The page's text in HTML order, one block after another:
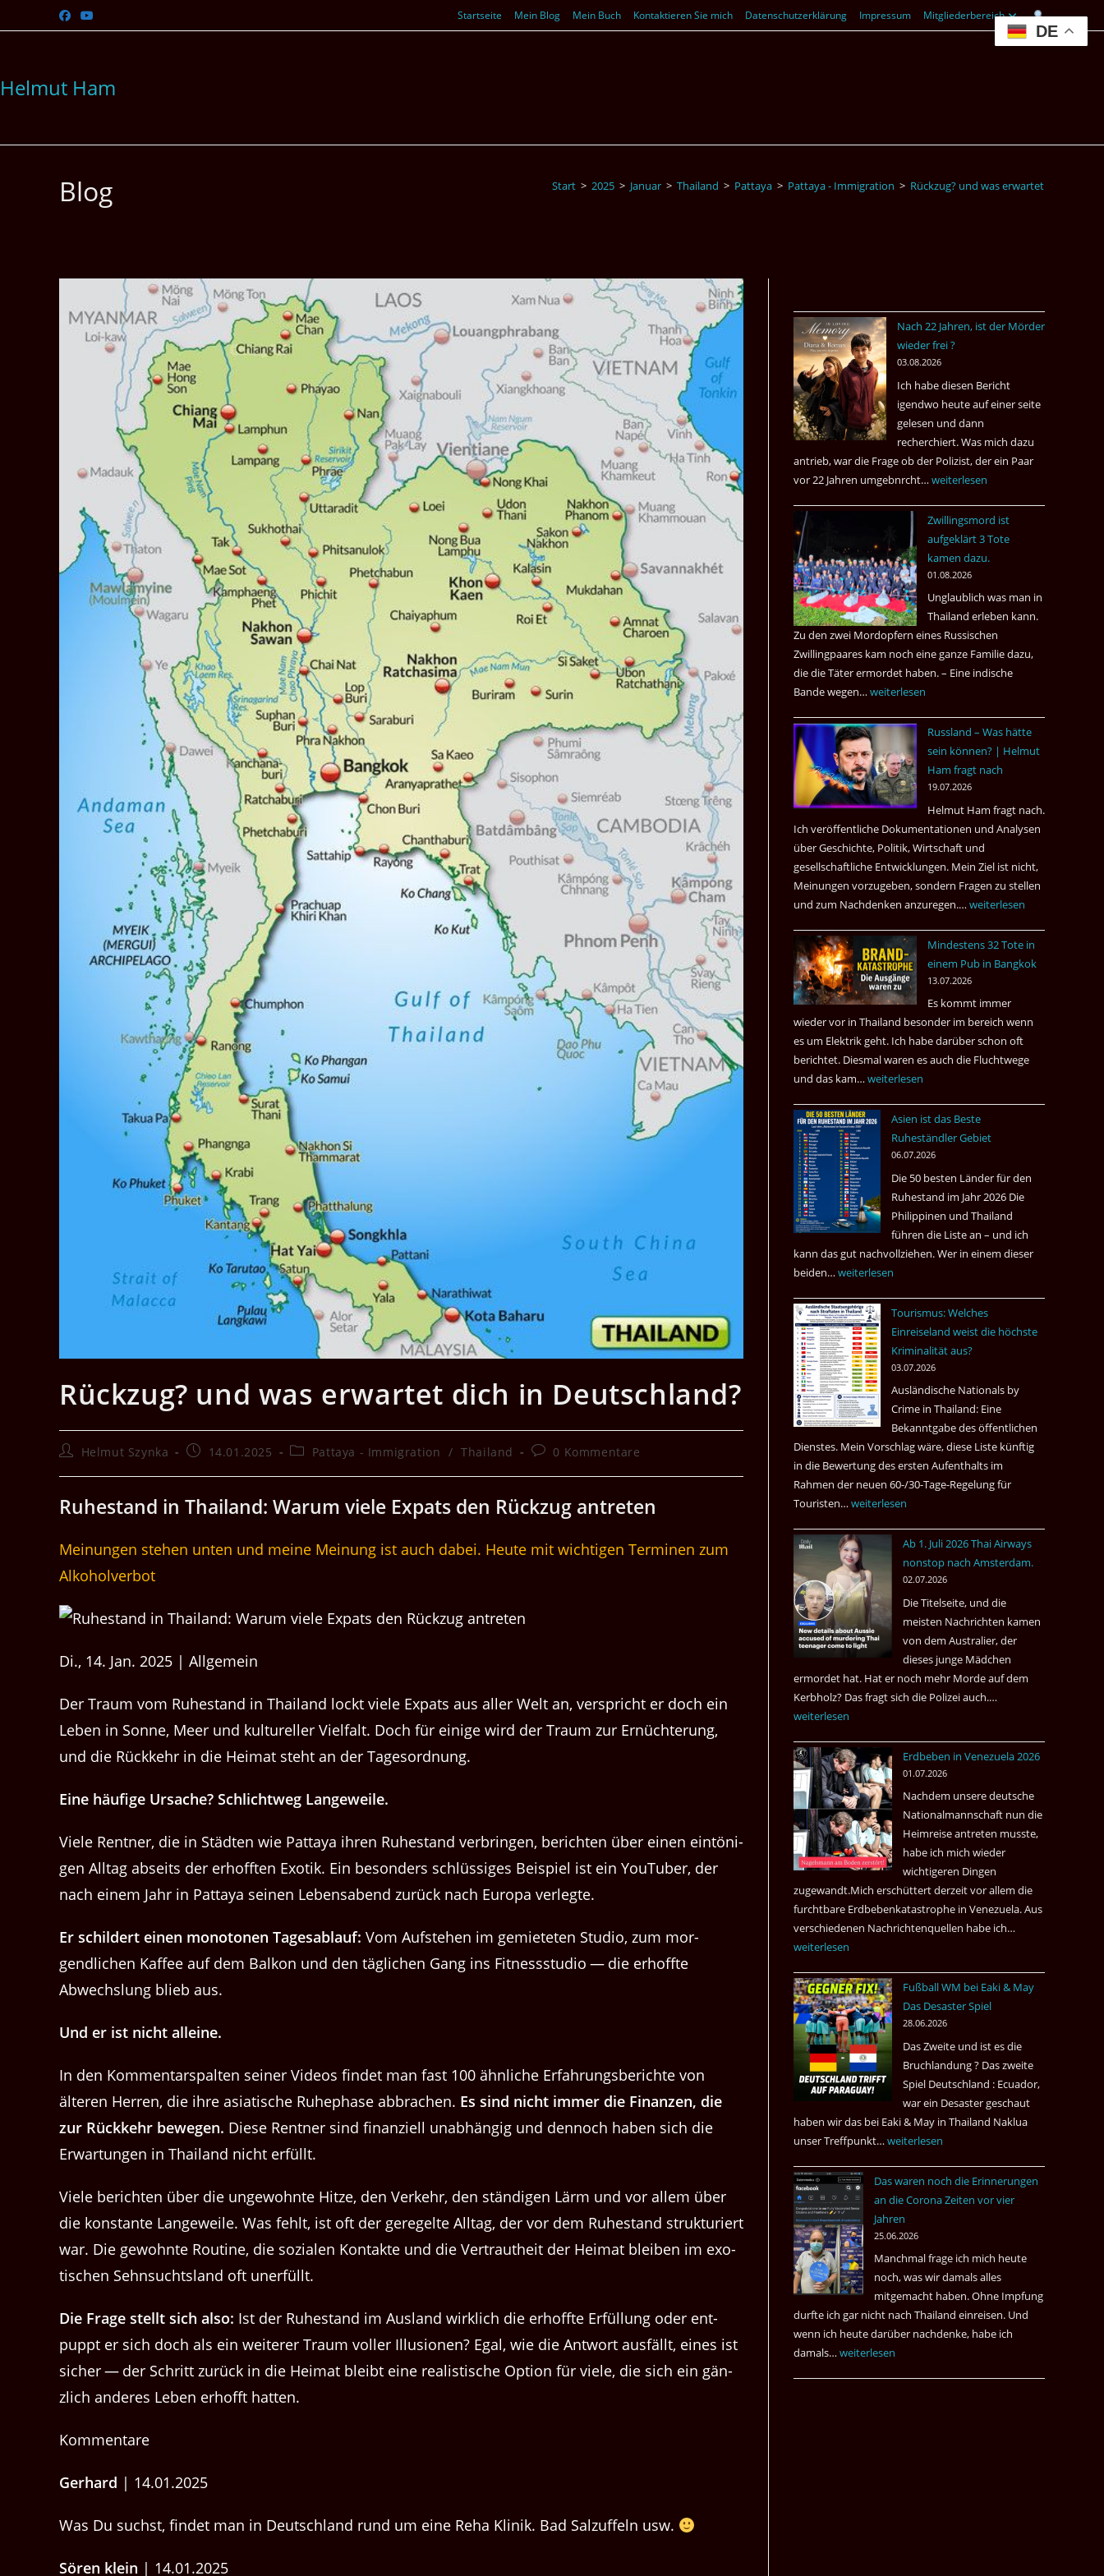
Inhalt
Startseite Mein Blog Mein Buch Kontaktieren Sie mich Datenschutzerklärung Impressum Mitgliederbereich
Helmut Ham
Blog Start > 2025 > Januar > Thailand > Pattaya > Pattaya - Immigration > Rückzug? und was erwartet dich in
Rückzug? und was erwartet dich in Deutschland?
Beitrags-
Helmut Szynka
Beitrag14.01.2025
Beitrags-
Pattaya - Immigration / Thailand
Beitrags-
0 Kommentare
Ruh­e­s­tand in Thai­land: Warum viele Expats den Rück­zug antreten
Meinungen stehen unten und meine Meinung ist auch dabei. Heute mit wichtigen Terminen zum
Alkoholverbot
Di., 14. Jan. 2025 | Allgemein
Der Traum vom Ruh­e­s­tand in Thai­land lockt viele Expats aus aller Welt an, ver­spricht er doch ein
Leben in Sonne, Meer und kul­tureller Vielfalt. Doch für einige wird der Traum zur Ernüchterung,
und die Rück­kehr in die Heimat ste­ht an der Tagesordnung.
Eine häu­fige Ursache? Schlichtweg Langeweile.
Viele Rent­ner, die in Städten wie Pat­taya ihren Ruh­e­s­tand ver­brin­gen, bericht­en über einen ein­töni­
gen All­t­ag abseits der erhofften Exotik. Ein beson­ders schlüs­siges Beispiel ist ein YouTu­ber, der
nach einem Jahr in Pat­taya seinen Lebens­abend zurück nach Europa verlegte.
Er schildert einen monot­o­nen Tagesablauf: Vom Auf­ste­hen im gemieteten Stu­dio, zum mor­
gendlichen Kaf­fee auf dem Balkon und den täglichen Gang ins Fit­nessstu­dio — die erhoffte
Abwech­slung blieb aus.
Und er ist nicht alleine.
In den Kom­men­tarspal­ten sein­er Videos find­et man fast 100 ähn­liche Erfahrungs­berichte von
älteren Her­ren, die ihre asi­atis­che Ruhep­hase abbrachen. Es sind nicht immer die Finanzen, die
zur Rück­kehr bewe­gen. Diese Rent­ner sind finanziell unab­hängig und den­noch haben sich die
Erwartun­gen in Thai­land nicht erfüllt.
Viele bericht­en über die unge­wohnte Hitze, den Verkehr, den ständi­gen Lärm und vor allem über
die kon­stante Langeweile. Was fehlt, ist oft der geregelte All­t­ag, der vor dem Ruh­e­s­tand struk­turi­ert
war. Die gewohnte Rou­tine, die sozialen Kon­tak­te und die Ver­trautheit der Heimat bleiben im exo­
tis­chen Sehn­sucht­s­land oft unerfüllt.
Die Frage stellt sich also: Ist der Ruh­e­s­tand im Aus­land wirk­lich die erhoffte Erfül­lung oder ent­
pup­pt er sich doch als ein weit­er­er Traum voller Illu­sio­nen? Egal, wie die Antwort aus­fällt, eines ist
sich­er — der Schritt zurück in die Heimat bleibt eine real­is­tis­che Option für viele, die sich ein gän­
zlich anderes Leben erhofft hatten.
Kommentare
Gerhard | 14.01.2025
Was Du suchst, findet man in Deutschland rund um eine Reha Klinik. Bad Salzuffeln usw.
Sören klein | 14.01.2025
Nach 22 Jahren, ist der Mörder
wieder frei ?
03.08.2026
Ich habe diesen Bericht
igendwo heute auf einer seite
gelesen und dann
recherchiert. Was mich dazu
antrieb, war die Frage ob der Polizist, der ein Paar
vor 22 Jahren umgebnrcht… Nach
Jahren,
ist
der
Mörder
wieder
frei
?
weiterlesen
Zwillingsmord ist
aufgeklärt 3 Tote
kamen dazu.
01.08.2026
Unglaublich was man in
Thailand erleben kann.
Zu den zwei Mordopfern eines Russischen
Zwillingpaares kam noch eine ganze Familie dazu,
die die Täter ermordet haben. – Eine indische
Bande wegen…Zwillingsmord
aufgeklärt
3
Tote
kamen
weiterlesen
Russland – Was hätte
sein können? | Helmut
Ham fragt nach
19.07.2026
Helmut Ham fragt nach.
Ich veröffentliche Dokumentationen und Analysen
über Geschichte, Politik, Wirtschaft und
gesellschaftliche Entwicklungen. Mein Ziel ist nicht,
Meinungen vorzugeben, sondern Fragen zu stellen
und zum Nachdenken anzuregen.… Russland
Was
hätte
sein
können?
|
Helmut
Ham
nach
weiterlesen
Mindestens 32 Tote in
einem Pub in Bangkok
13.07.2026
Es kommt immer
wieder vor in Thailand besonder im bereich wenn
es um Elektrik geht. Ich habe darüber schon oft
berichtet. Diesmal waren es auch die Fluchtwege
und das kam…Mindestens
Tote
einem
in
Bangkok
weiterlesen
Asien ist das Beste
Ruheständler Gebiet
06.07.2026
Die 50 besten Länder für den
Ruhestand im Jahr 2026 Die
Philippinen und Thailand
führen die Liste an – und ich
kann das gut nachvollziehen. Wer in einem dieser
beiden… Asien
das
Beste
Ruheständler
Gebiet
weiterlesen
Tourismus: Welches
Einreiseland weist die höchste
Kriminalität aus?
03.07.2026
Ausländische Nationals by
Crime in Thailand: Eine
Bekanntgabe des öffentlichen
Dienstes. Mein Vorschlag wäre, diese Liste künftig
in die Bewertung des ersten Aufenthalts im
Rahmen der neuen 60-/30-Tage-Regelung für
Touristen…Tourismus:
Einreiseland
weist
die
höchste
Kriminalität
aus?
weiterlesen
Ab 1. Juli 2026 Thai Airways
nonstop nach Amsterdam.
02.07.2026
Die Titelseite, und die
meisten Nachrichten kamen
von dem Australier, der
dieses junge Mädchen
ermordet hat. Hat er noch mehr Morde auf dem
Kerbholz? Das fragt sich die Polizei auch.…
Juli
2026
Airways
nonstop
nach
Amsterdam.
weiterlesen
Erdbeben in Venezuela 2026
01.07.2026
Nachdem unsere deutsche
Nationalmannschaft nun die
Heimreise antreten musste,
habe ich mich wieder
wichtigeren Dingen
zugewandt.Mich erschüttert derzeit vor allem die
furchtbare Erdbebenkatastrophe in Venezuela. Aus
verschiedenen Nachrichtenquellen habe ich…
Venezuela
2026
weiterlesen
Fußball WM bei Eaki & May
Das Desaster Spiel
28.06.2026
Das Zweite und ist es die
Bruchlandung ? Das zweite
Spiel Deutschland : Ecuador,
war ein Desaster geschaut
haben wir das bei Eaki & May in Thailand Naklua
unser Treffpunkt… Fußball
bei
Eaki
&
May
Das
Desaster
Spiel
weiterlesen
Das waren noch die Erinnerungen
an die Corona Zeiten vor vier
Jahren
25.06.2026
Manchmal frage ich mich heute
noch, was wir damals alles
mitgemacht haben. Ohne Impfung
durfte ich gar nicht nach Thailand einreisen. Und
wenn ich heute darüber nachdenke, habe ich
damals…Das
weiterlesen
DE